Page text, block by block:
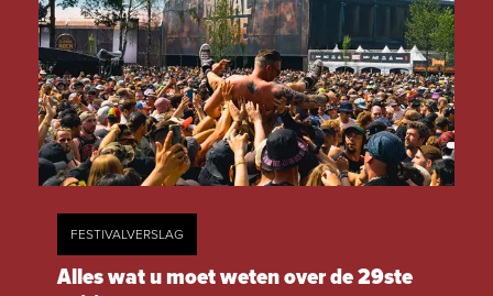
FESTIVALVERSLAG
Alles wat u moet weten over de 29ste